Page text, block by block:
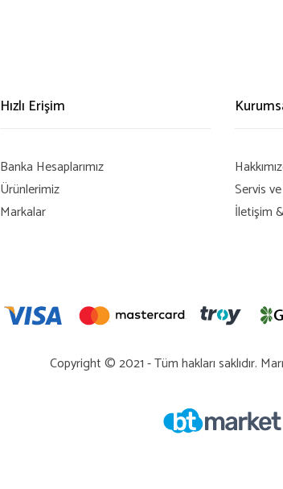
Hızlı Erişim
Banka Hesaplarımız
Ürünlerimiz
Markalar
Servis
İletişim
Copyright © 2021 - Tüm hakları saklıdır.